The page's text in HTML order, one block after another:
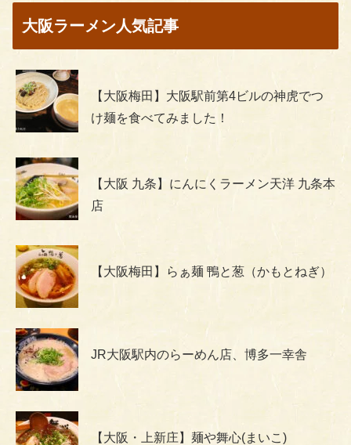
大阪ラーメン人気記事
【大阪梅田】大阪駅前第4ビルの神虎でつ
け麺を食べてみました！
【大阪 九条】にんにくラーメン天洋 九条本
店
【大阪梅田】らぁ麺 鴨と葱（かもとねぎ）
JR大阪駅内のらーめん店、博多一幸舎
【大阪・上新庄】麺や舞心(まいこ)